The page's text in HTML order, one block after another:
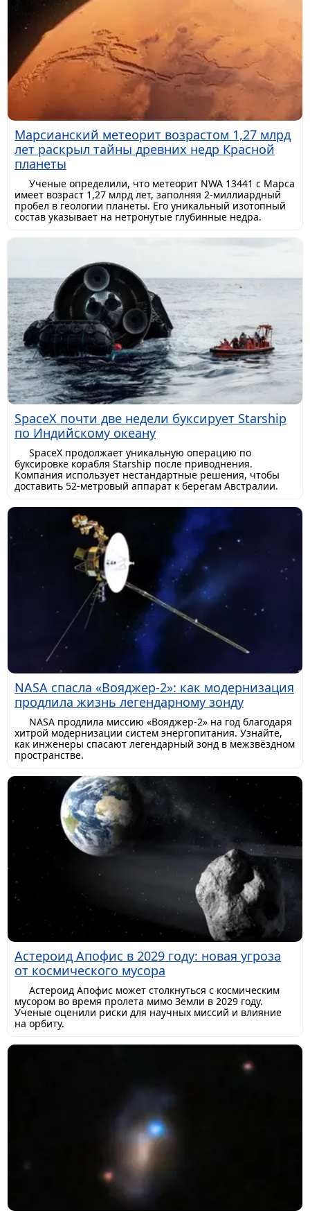
Марсианский метеорит возрастом 1,27 млрд
лет раскрыл тайны древних недр Красной
планеты
Ученые определили, что метеорит NWA 13441 с Марса
имеет возраст 1,27 млрд лет, заполняя 2-миллиардный
пробел в геологии планеты. Его уникальный изотопный
состав указывает на нетронутые глубинные недра.
SpaceX почти две недели буксирует Starship
по Индийскому океану
SpaceX продолжает уникальную операцию по
буксировке корабля Starship после приводнения.
Компания использует нестандартные решения, чтобы
доставить 52-метровый аппарат к берегам Австралии.
NASA спасла «Вояджер-2»: как модернизация
продлила жизнь легендарному зонду
NASA продлила миссию «Вояджер-2» на год благодаря
хитрой модернизации систем энергопитания. Узнайте,
как инженеры спасают легендарный зонд в межзвёздном
пространстве.
Астероид Апофис в 2029 году: новая угроза
от космического мусора
Астероид Апофис может столкнуться с космическим
мусором во время пролета мимо Земли в 2029 году.
Ученые оценили риски для научных миссий и влияние
на орбиту.